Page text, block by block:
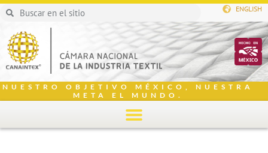
ENGLISH
NUESTRO OBJETIVO MÉXICO, NUESTRA
META EL MUNDO.